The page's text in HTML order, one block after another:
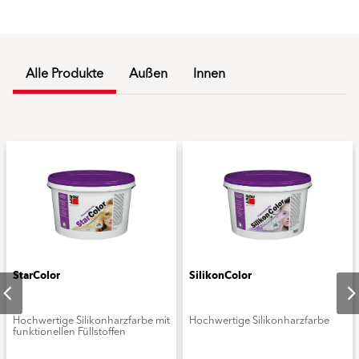
Alle Produkte Außen Innen
StarColor
Hochwertige Silikonharzfarbe mit
funktionellen Füllstoffen
SilikonColor
Hochwertige Silikonharzfarbe